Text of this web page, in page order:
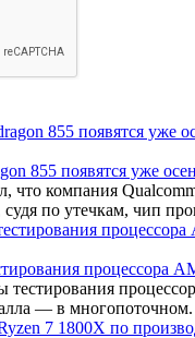
855 появятся уже
что компания
по утечкам, чип
процессора
тестирования
— в многопоточном.